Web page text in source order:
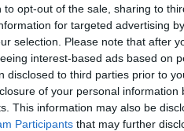
to opt-out of the sale, sharing to
for targeted advertising
selection. Please note that after
interest-based ads based on
disclosed to third parties prior to
of your personal information
This information may also be
Participants that may further
loro pelle, ancora fresca,
corretto, con simpatiche
riesco ad entrare nella
con la stilografica sulla
l’amo al quale hanno abboccato,
se fossi uno scrittore.
Diciamo che mi diletto a cercare